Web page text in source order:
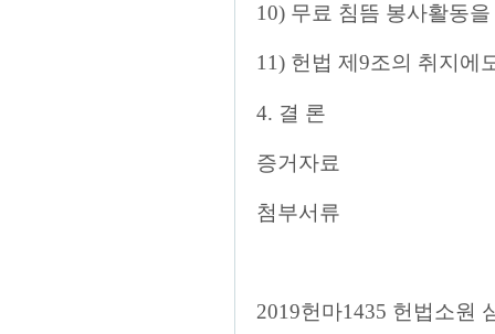
10) 무료 침뜸 봉사활동
11) 헌법 제9조의 취지에
4. 결 론
증거자료
첨부서류
2019헌마1435 헌법소원